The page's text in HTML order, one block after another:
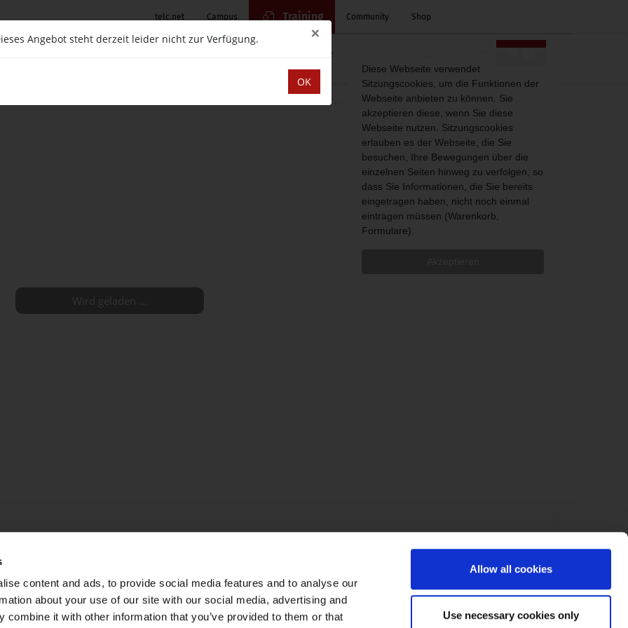
content and ads, to provide social media features and to analyse our
about your use of our site with our social media, advertising and
combine it with other information that you’ve provided to them or that
Allow all cookies
Use necessary cookies only
telc.net Campus Training Community Shop
Home
Diese Webseite verwendet
Sitzungscookies, um die Funktionen der
Webseite anbieten zu können. Sie
akzeptieren diese, wenn Sie diese
Webseite nutzen. Sitzungscookies
erlauben es der Webseite, die Sie
besuchen, Ihre Bewegungen über die
einzelnen Seiten hinweg zu verfolgen, so
dass Sie Informationen, die Sie bereits
eingetragen haben, nicht noch einmal
eintragen müssen (Warenkorb,
Formulare).
Wird geladen ...
×
Angebot steht derzeit leider nicht zur Verfügung.
OK